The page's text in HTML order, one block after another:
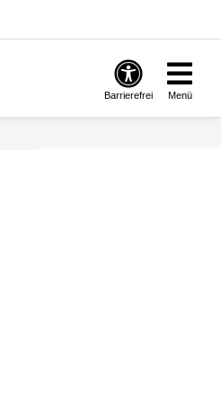
Barrierefrei Menü